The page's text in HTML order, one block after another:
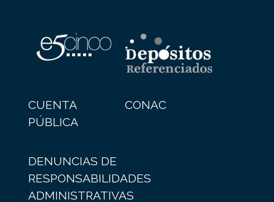
CUENTA
PÚBLICA
CONAC
DENUNCIAS DE
RESPONSABILIDADES
ADMINISTRATIVAS